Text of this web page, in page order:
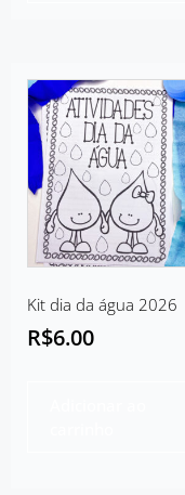
Kit dia da água 2026
R$6.00